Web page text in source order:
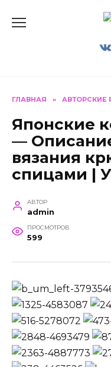
ГЛАВНАЯ » АВТОРСКИЕ
Японские
—
вязания
спицами |
АВТОР
admin
ПРОСМОТРОВ
599